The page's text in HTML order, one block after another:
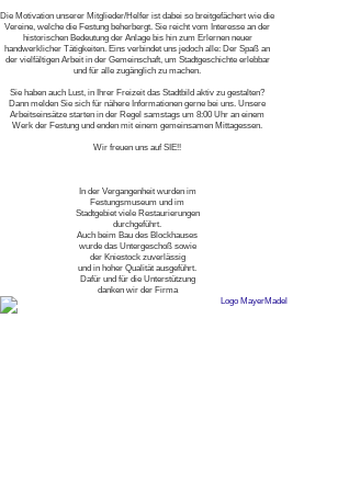
Die Motivation unserer Mitglieder/Helfer ist dabei so breitgefächert wie die
Vereine, welche die Festung beherbergt. Sie reicht vom Interesse an der
historischen Bedeutung der Anlage bis hin zum Erlernen neuer
handwerklicher Tätigkeiten. Eins verbindet uns jedoch alle: Der Spaß an
der vielfältigen Arbeit in der Gemeinschaft, um Stadtgeschichte erlebbar
und für alle zugänglich zu machen.
Sie haben auch Lust, in Ihrer Freizeit das Stadtbild aktiv zu gestalten?
Dann melden Sie sich für nähere Informationen gerne bei uns. Unsere
Arbeitseinsätze starten in der Regel samstags um 8:00 Uhr an einem
Werk der Festung und enden mit einem gemeinsamen Mittagessen.
Wir freuen uns auf SIE!!
In der Vergangenheit wurden im
Festungsmuseum und im
Stadtgebiet viele Restaurierungen
durchgeführt.
Auch beim Bau des Blockhauses
wurde das Untergeschoß sowie
der Kniestock zuverlässig
und in hoher Qualität ausgeführt.
Dafür und für die Unterstützung
danken wir der Firma